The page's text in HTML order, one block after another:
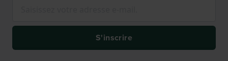
S'inscrire